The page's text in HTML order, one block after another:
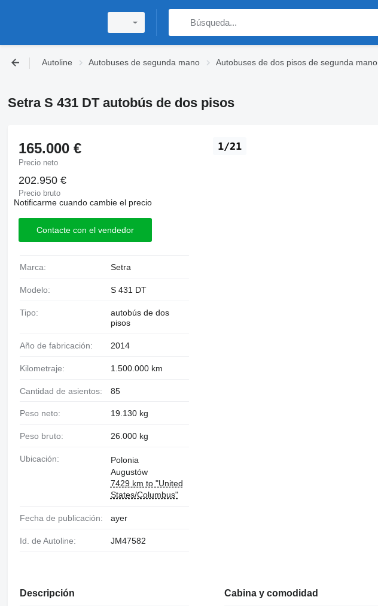
Autoline Autobuses de segunda mano Autobuses de dos pisos de segunda mano
Setra S 431 DT autobús de dos pisos
1/21
165.000 €
Precio neto
202.950 €
Precio bruto
Notificarme cuando cambie el precio
Contacte con el vendedor
Marca: Setra
Modelo: S 431 DT
Tipo:
autobús de dos
pisos
Año de fabricación: 2014
Kilometraje: 1.500.000 km
Cantidad de asientos: 85
Peso neto: 19.130 kg
Peso bruto: 26.000 kg
Ubicación:
Polonia
Augustów
7429 km to "United
States/Columbus"
Fecha de publicación: ayer
Id. de Autoline: JM47582
Descripción Cabina y comodidad